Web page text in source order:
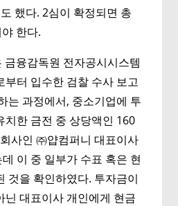
했다. 2심이 확정되면 총
한다.
융감독원 전자공시시스템
부터 입수한 검찰 수사 보고
는 과정에서, 중소기업에 투
치한 금전 중 상당액인 160
사인 ㈜얍컴퍼니 대표이사
이 중 일부가 수표 혹은 현
것을 확인하였다. 투자금이
닌 대표이사 개인에게 현금